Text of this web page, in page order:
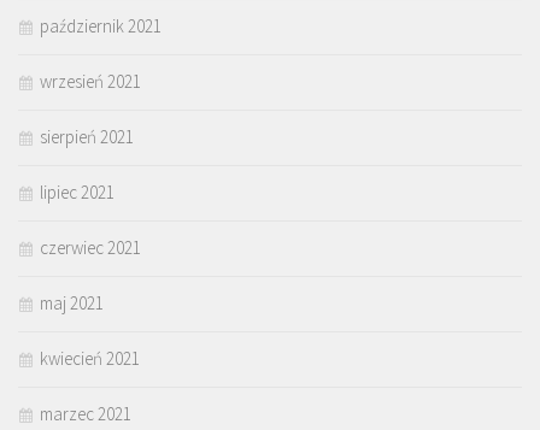
październik 2021
wrzesień 2021
sierpień 2021
lipiec 2021
czerwiec 2021
maj 2021
kwiecień 2021
marzec 2021